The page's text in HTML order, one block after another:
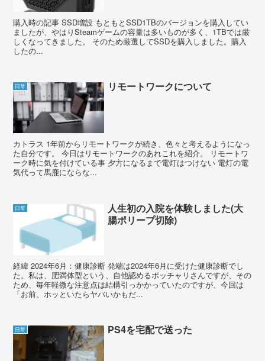
購入時の記事 SSD増設 もともとSSD1TBのバージョンを購入してい
ましたが、やはりSteamゲームの容量は多いものが多く、1TBでは厳
しくなってきました。 そのため厳選してSSDを購入しました。購入
したの...
日常 リモートワークについて
カトラス 1年前からリモートワークが続き、色々と考えるようになっ
た自分です。 今日はリモートワークのあれこれを紹介。 リモートワ
ーク時に気を付けている事 夕方になるまで電灯はつけない 電灯の電
気代って馬鹿にならな...
日常
人生初の入院を体験しました(大
腸ポリープ切除)
経緯 2024年6月：健康診断 発端は2024年6月に受けた健康診断でし
た。私は、肥満体型という、自他認めるポッチャリさんですが、その
ため、毎年軽微な注意点は結構引っかかっていたのですが、今回は
「お前、ホッといたらヤバいかもだ...
日常 PS4を宅配で送った